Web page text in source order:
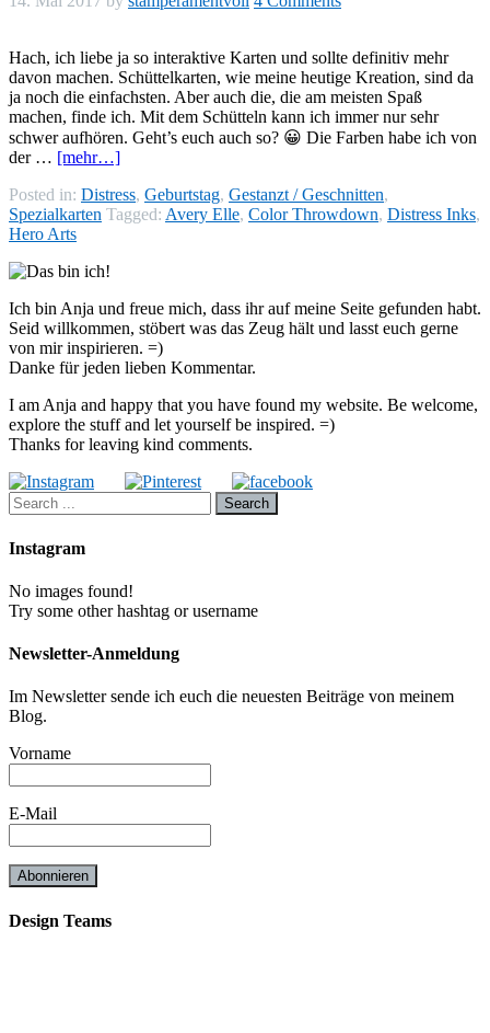
Hach, ich liebe ja so interaktive Karten und sollte definitiv mehr
davon machen. Schüttelkarten, wie meine heutige Kreation, sind da
ja noch die einfachsten. Aber auch die, die am meisten Spaß
machen, finde ich. Mit dem Schütteln kann ich immer nur sehr
schwer aufhören. Geht’s euch auch so? 😀 Die Farben habe ich von
der … [mehr…]
Posted in: Distress, Geburtstag, Gestanzt / Geschnitten,
Spezialkarten Tagged: Avery Elle, Color Throwdown, Distress Inks,
Hero Arts
Ich bin Anja und freue mich, dass ihr auf meine Seite gefunden habt.
Seid willkommen, stöbert was das Zeug hält und lasst euch gerne
von mir inspirieren. =)
Danke für jeden lieben Kommentar.
I am Anja and happy that you have found my website. Be welcome,
explore the stuff and let yourself be inspired. =)
Thanks for leaving kind comments.
Instagram
No images found!
Try some other hashtag or username
Newsletter-Anmeldung
Im Newsletter sende ich euch die neuesten Beiträge von meinem
Blog.
Vorname
E-Mail
Design Teams